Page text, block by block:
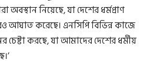
অবস্থান নিয়েছে, যা দেশের ধর্মপ্রাণ
করেছে। এনসিপি বিভিন্ন কাজে
চেষ্টা করছে, যা আমাদের দেশের ধর্মীয়